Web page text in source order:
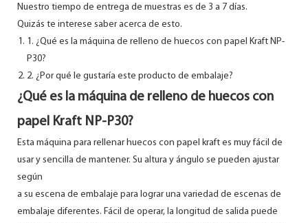
Nuestro tiempo de entrega de muestras es de 3 a 7 días.
Quizás te interese saber acerca de esto.
1. ¿Qué es la máquina de relleno de huecos con papel Kraft NP-
P30?
2. ¿Por qué le gustaría este producto de embalaje?
¿Qué es la máquina de relleno de huecos con
papel Kraft NP-P30?
Esta máquina para rellenar huecos con papel kraft es muy fácil de
usar y sencilla de mantener. Su altura y ángulo se pueden ajustar
según
a su escena de embalaje para lograr una variedad de escenas de
embalaje diferentes. Fácil de operar, la longitud de salida puede